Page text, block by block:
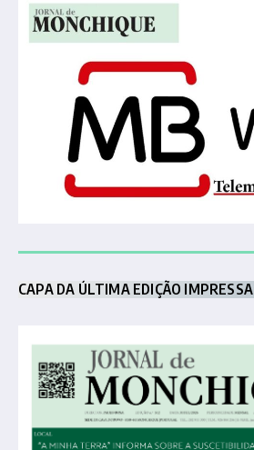
CAPA DA ÚLTIMA EDIÇÃO IMPRESSA